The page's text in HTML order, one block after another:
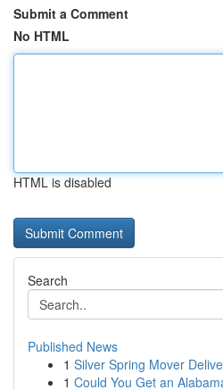
Submit a Comment
No HTML
HTML is disabled
Search
Published News
1 Silver Spring Mover
1 Could You Get an